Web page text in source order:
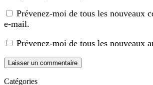
Prévenez-moi de tous les nouveaux
e-mail.
Prévenez-moi de tous les nouveaux
Catégories